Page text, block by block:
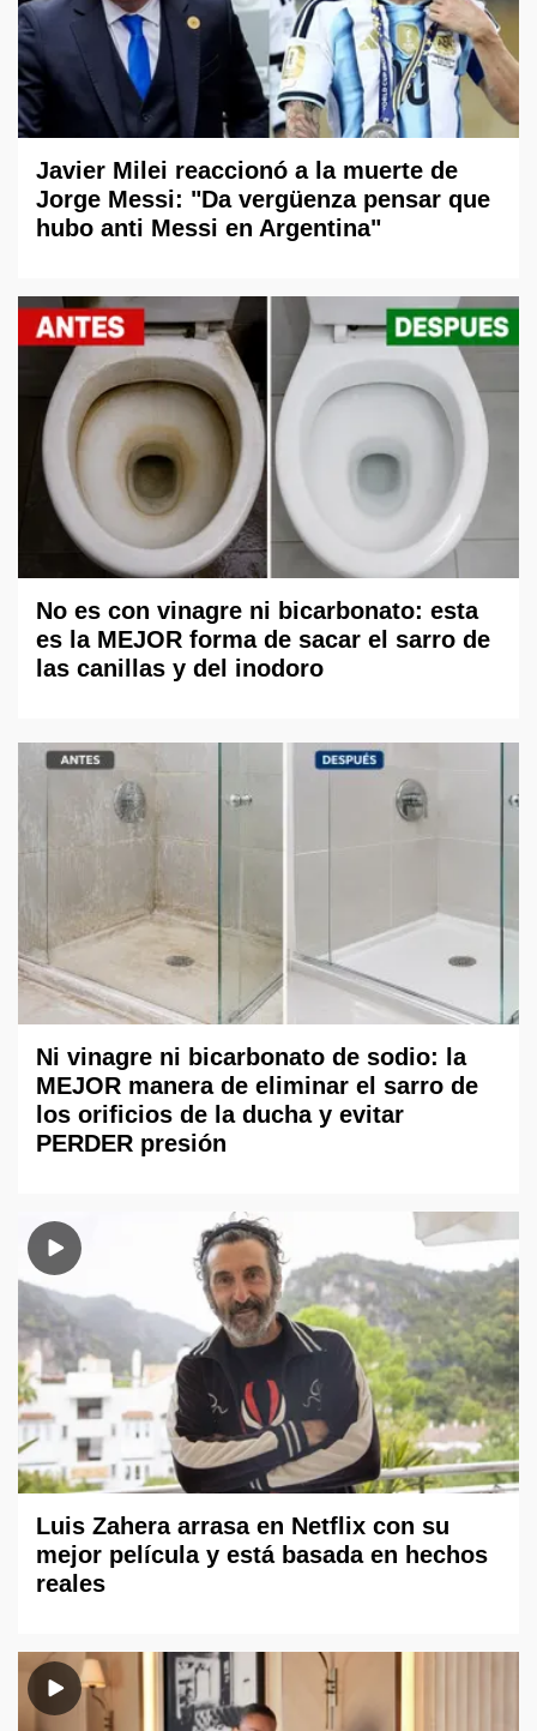
Javier Milei reaccionó a la muerte de
Jorge Messi: "Da vergüenza pensar que
hubo anti Messi en Argentina"
No es con vinagre ni bicarbonato: esta
es la MEJOR forma de sacar el sarro de
las canillas y del inodoro
Ni vinagre ni bicarbonato de sodio: la
MEJOR manera de eliminar el sarro de
los orificios de la ducha y evitar
PERDER presión
Luis Zahera arrasa en Netflix con su
mejor película y está basada en hechos
reales